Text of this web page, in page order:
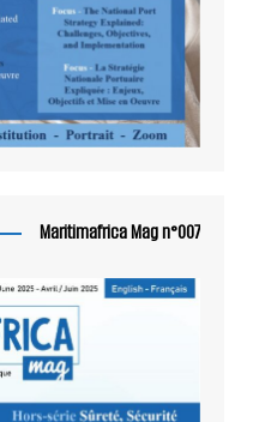
Maritimafrica Mag n°007